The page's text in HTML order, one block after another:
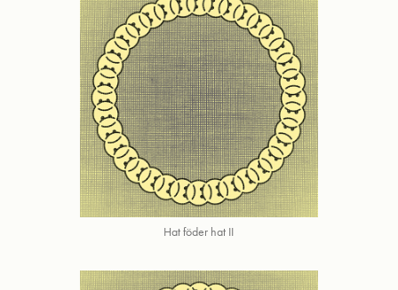
Hat föder hat II